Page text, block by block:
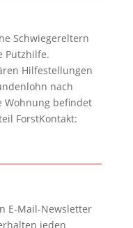
Schwiegereltern
Putzhilfe.
Hilfestellungen
nach
Wohnung befindet
ForstKontakt:
E-Mail-Newsletter
jeden